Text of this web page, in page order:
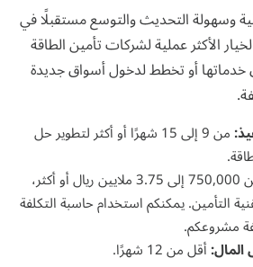
وسهولة التحديث والتوسع مستقبلًا في
الأكثر عملية لشركات تأمين الطاقة
أو تخطط لدخول أسواق جديدة
من 9 إلى 15 شهرًا أو أكثر لتطوير حل
من 750,000 إلى 3.75 ملايين ريال أو أكثر،
التأمين. يمكنكماستخدام حاسبة التكلفة
مشروعكم.
أقل من 12 شهرًا.